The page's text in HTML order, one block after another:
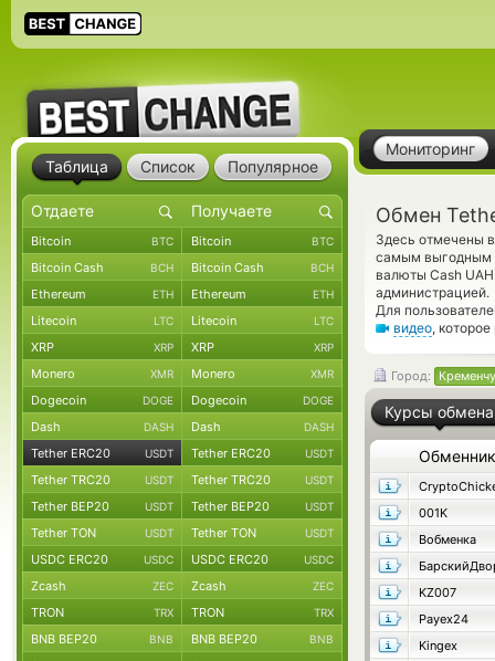
Мониторинг
Обмен
Здесь отмечены
самым выгодным
валюты Cash
администрацией.
Для
видео,
Город:
Курсы обмена
Обменник
001K
Вобменка
KZ007
Payex24
Kingex
Таблица Список Популярное
Bitcoin BTC Bitcoin BTC
Bitcoin Cash BCH Bitcoin Cash BCH
Ethereum ETH Ethereum ETH
Litecoin LTC Litecoin LTC
XRP XRP XRP XRP
Monero XMR Monero XMR
Dogecoin DOGE Dogecoin DOGE
Dash DASH Dash DASH
Tether ERC20 USDT Tether ERC20 USDT
Tether TRC20 USDT Tether TRC20 USDT
Tether BEP20 USDT Tether BEP20 USDT
Tether TON USDT Tether TON USDT
USDC ERC20 USDC USDC ERC20 USDC
Zcash ZEC Zcash ZEC
TRON TRX TRON TRX
BNB BEP20 BNB BNB BEP20 BNB